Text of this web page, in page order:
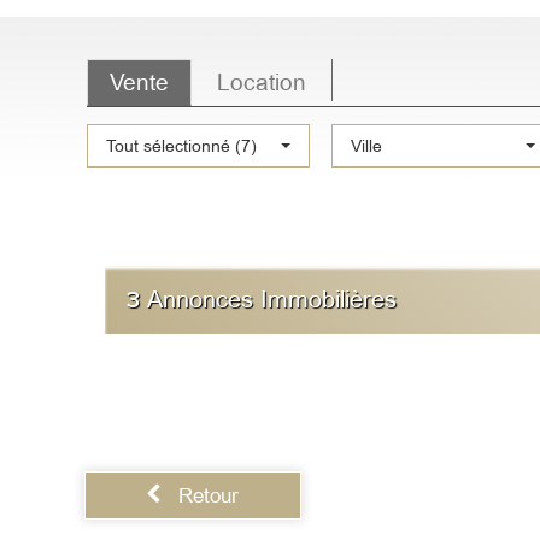
Vente Location
TypeTout sélectionné (7) Ville
3Annonces Immobilières
Retour